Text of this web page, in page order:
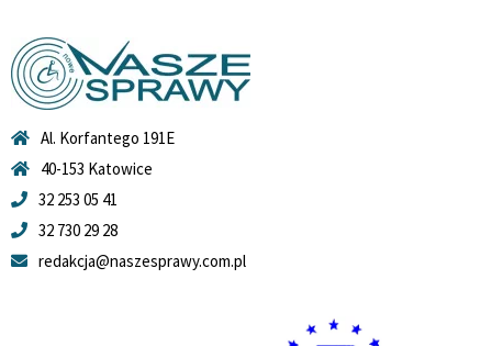
Al. Korfantego 191E
40-153 Katowice
32 253 05 41
32 730 29 28
redakcja@naszesprawy.com.pl